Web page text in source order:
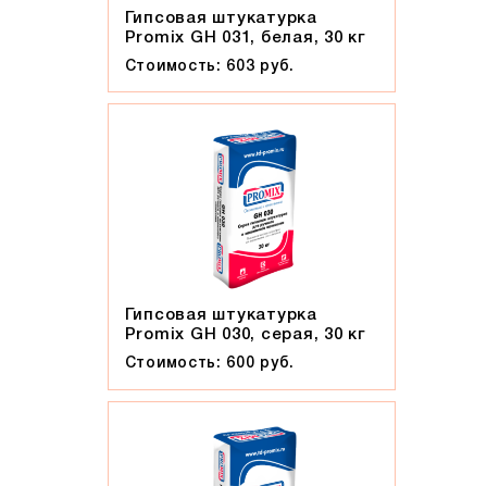
Гипсовая штукатурка
Promix GH 031, белая, 30 кг
Стоимость: 603 руб.
Гипсовая штукатурка
Promix GH 030, серая, 30 кг
Стоимость: 600 руб.